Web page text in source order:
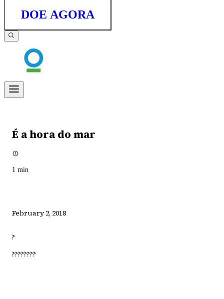
DOE AGORA
É a hora do mar
1 min
February 2, 2018
?
????????